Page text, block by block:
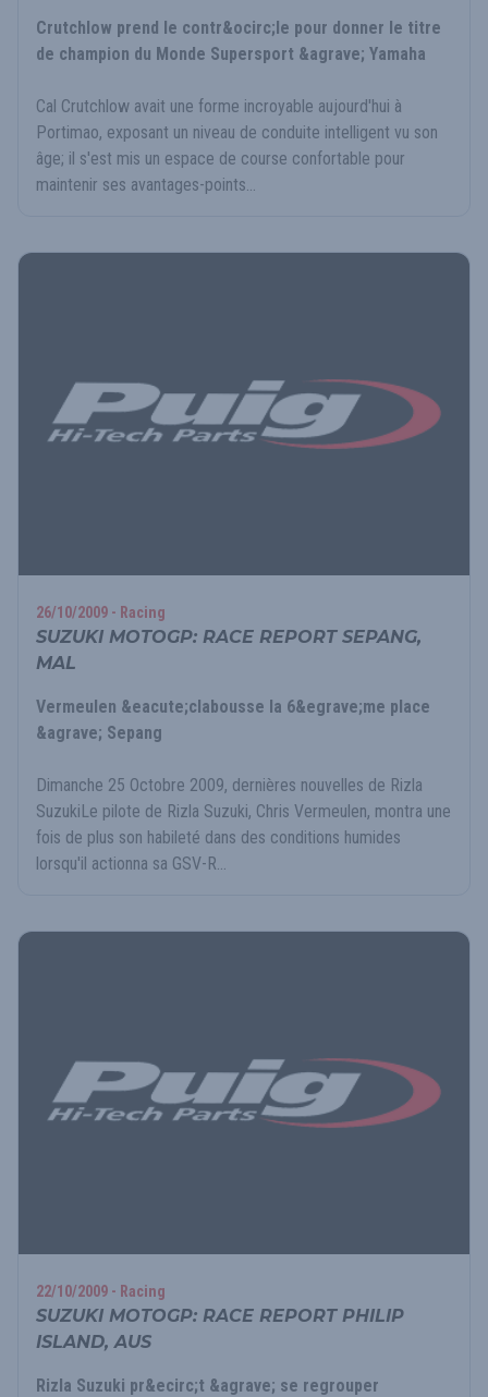
Crutchlow prend le contr&ocirc;le pour donner le titre
de champion du Monde Supersport &agrave; Yamaha
Cal Crutchlow avait une forme incroyable aujourd'hui à
Portimao, exposant un niveau de conduite intelligent vu son
âge; il s'est mis un espace de course confortable pour
maintenir ses avantages-points...
26/10/2009 - Racing
SUZUKI MOTOGP: RACE REPORT SEPANG,
MAL
Vermeulen &eacute;clabousse la 6&egrave;me place
&agrave; Sepang
Dimanche 25 Octobre 2009, dernières nouvelles de Rizla
SuzukiLe pilote de Rizla Suzuki, Chris Vermeulen, montra une
fois de plus son habileté dans des conditions humides
lorsqu'il actionna sa GSV-R...
22/10/2009 - Racing
SUZUKI MOTOGP: RACE REPORT PHILIP
ISLAND, AUS
Rizla Suzuki pr&ecirc;t &agrave; se regrouper